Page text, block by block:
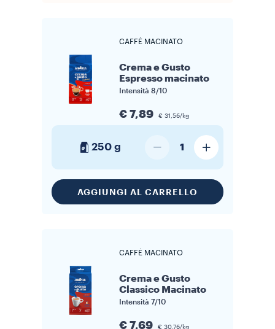
CAFFÈ MACINATO
Crema e Gusto
Espresso macinato
Intensità 8/10
€ 7,89 € 31,56/kg
250 g 1
AGGIUNGI AL CARRELLO
CAFFÈ MACINATO
Crema e Gusto
Classico Macinato
Intensità 7/10
€ 7,69 € 30,76/kg